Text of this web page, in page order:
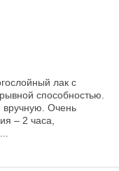
лак с
способностью.
вручную. Очень
– 2 часа,